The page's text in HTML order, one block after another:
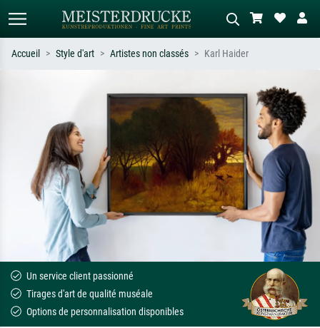
Recherchez par artiste, titre ou style –
ex. Monet, Nuit étoilée,
impressionnisme, vague de Hokusai,
nu.
Décrivez la scène – ex. prairie verte,
abstrait avec beaucoup de rouge,
tableau sombre, nu debout près d'un
arbre.
Accueil Style d'art Artistes non classés Karl Haider
Un service client passionné
Tirages d'art de qualité muséale
Options de personnalisation disponibles